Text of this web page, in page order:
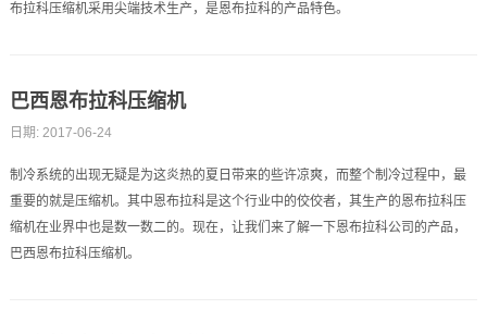
布拉科压缩机采用尖端技术生产，是恩布拉科的产品特色。
巴西恩布拉科压缩机
日期: 2017-06-24
制冷系统的出现无疑是为这炎热的夏日带来的些许凉爽，而整个制冷过程中，最
重要的就是压缩机。其中恩布拉科是这个行业中的佼佼者，其生产的恩布拉科压
缩机在业界中也是数一数二的。现在，让我们来了解一下恩布拉科公司的产品，
巴西恩布拉科压缩机。